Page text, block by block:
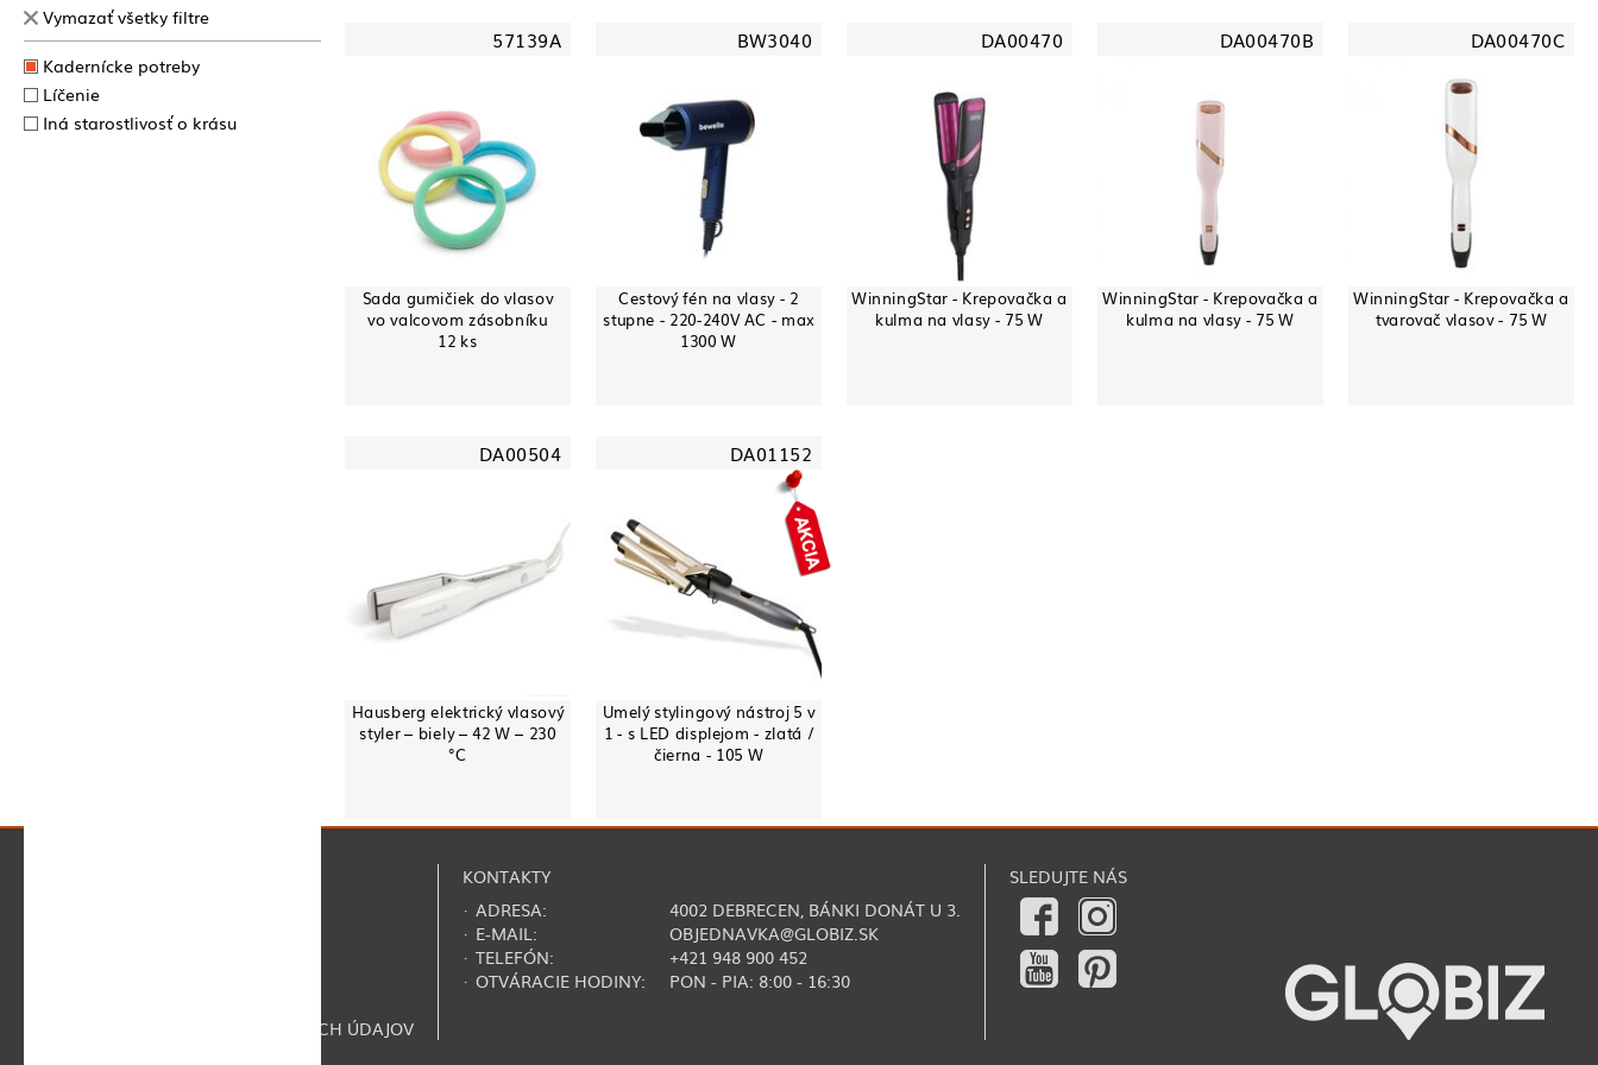
Vymazať všetky filtre
Kadernícke potreby
Líčenie
Iná starostlivosť o krásu
57139A
Sada gumičiek do vlasov
vo valcovom zásobníku
12 ks
BW3040
Cestový fén na vlasy - 2
stupne - 220-240V AC - max
1300 W
DA00470
WinningStar - Krepovačka a
kulma na vlasy - 75 W
DA00470B
WinningStar - Krepovačka a
kulma na vlasy - 75 W
DA00470C
WinningStar - Krepovačka a
tvarovač vlasov - 75 W
DA00504
Hausberg elektrický vlasový
styler – biely – 42 W – 230
°C
DA01152
Umelý stylingový nástroj 5 v
1 - s LED displejom - zlatá /
čierna - 105 W
VYHLÁSENIE O OCHRANE OSOBNÝCH ÚDAJOV
KONTAKTY
· ADRESA:
4002 DEBRECEN, BÁNKI DONÁT U 3.
· E-MAIL:
OBJEDNAVKA@GLOBIZ.SK
· TELEFÓN:
+421 948 900 452
· OTVÁRACIE HODINY:
PON - PIA: 8:00 - 16:30
SLEDUJTE NÁS